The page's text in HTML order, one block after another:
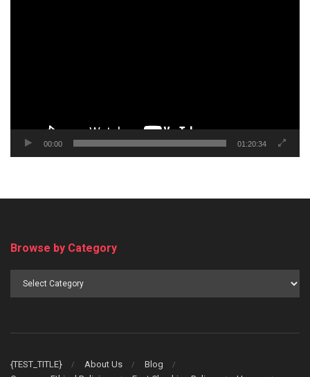
00:00 01:20:34
Browse by Category
{TEST_TITLE} About Us
Blog